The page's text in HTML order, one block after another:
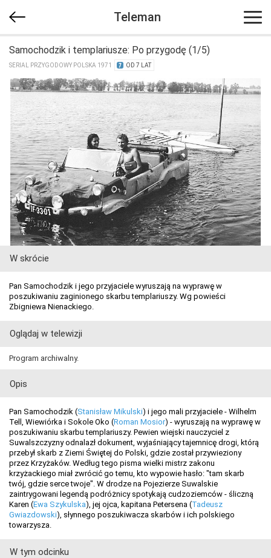
Teleman
Samochodzik i templariusze: Po przygodę (1/5)
SERIAL PRZYGODOWY POLSKA 1971 OD 7 LAT
W skrócie
Pan Samochodzik i jego przyjaciele wyruszają na wyprawę w
poszukiwaniu zaginionego skarbu templariuszy. Wg powieści
Zbigniewa Nienackiego.
Oglądaj w telewizji
Program archiwalny.
Opis
Pan Samochodzik (Stanisław Mikulski) i jego mali przyjaciele - Wilhelm
Tell, Wiewiórka i Sokole Oko (Roman Mosior) - wyruszają na wyprawę w
poszukiwaniu skarbu templariuszy. Pewien wiejski nauczyciel z
Suwalszczyzny odnalazł dokument, wyjaśniający tajemnicę drogi, którą
przebył skarb z Ziemi Świętej do Polski, gdzie został przywieziony
przez Krzyżaków. Według tego pisma wielki mistrz zakonu
krzyżackiego miał zwrócić go temu, kto wypowie hasło: "tam skarb
twój, gdzie serce twoje". W drodze na Pojezierze Suwalskie
zaintrygowani legendą podróżnicy spotykają cudzoziemców - śliczną
Karen (Ewa Szykulska), jej ojca, kapitana Petersena (Tadeusz
Gwiazdowski), słynnego poszukiwacza skarbów i ich polskiego
towarzysza.
W tym odcinku